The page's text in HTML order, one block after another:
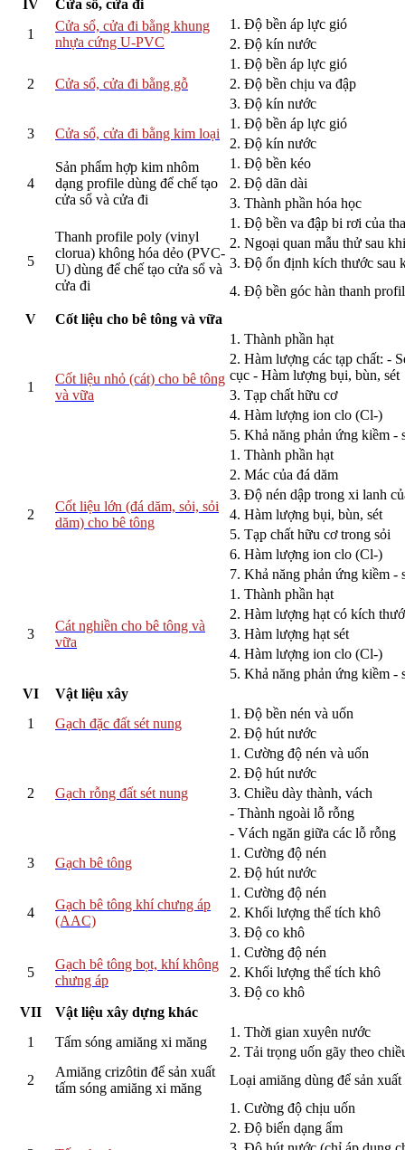
IV
Cửa sổ, cửa đi
1
Cửa sổ, cửa đi bằng khung
nhựa cứng U-PVC
1. Độ bền áp lực gió
2. Độ kín nước
2 Cửa sổ, cửa đi bằng gỗ
1. Độ bền áp lực gió
2. Độ bền chịu va đập
3. Độ kín nước
3
Cửa sổ, cửa đi bằng kim loại
1. Độ bền áp lực gió
2. Độ kín nước
4
Sản phẩm hợp kim nhôm
dạng profile dùng để chế tạo
cửa sổ và cửa đi
1. Độ bền kéo
2. Độ dãn dài
3. Thành phần hóa học
5
Thanh profile poly (vinyl
clorua) không hóa dẻo (PVC-
U) dùng để chế tạo cửa sổ và
cửa đi
1. Độ bền va đập bi rơi của
2. Ngoại quan mẫu thử sau
3. Độ ổn định kích thước sau
4. Độ bền góc hàn thanh
V
Cốt liệu cho bê tông và vữa
1
Cốt liệu nhỏ (cát) cho bê tông
và vữa
1. Thành phần hạt
2. Hàm lượng các tạp chất: -
cục - Hàm lượng bụi, bùn, sét
3. Tạp chất hữu cơ
4. Hàm lượng ion clo (Cl-)
5. Khả năng phản ứng kiềm -
2
Cốt liệu lớn (đá dăm, sỏi, sỏi
dăm) cho bê tông
1. Thành phần hạt
2. Mác của đá dăm
3. Độ nén dập trong xi lanh
4. Hàm lượng bụi, bùn, sét
5. Tạp chất hữu cơ trong sỏi
6. Hàm lượng ion clo (Cl-)
7. Khả năng phản ứng kiềm -
3
Cát nghiền cho bê tông và
vữa
1. Thành phần hạt
2. Hàm lượng hạt có kích
3. Hàm lượng hạt sét
4. Hàm lượng ion clo (Cl-)
5. Khả năng phản ứng kiềm -
VI
Vật liệu xây
1
Gạch đặc đất sét nung
1. Độ bền nén và uốn
2. Độ hút nước
2 Gạch rỗng đất sét nung
1. Cường độ nén và uốn
2. Độ hút nước
3. Chiều dày thành, vách
- Thành ngoài lỗ rỗng
- Vách ngăn giữa các lỗ rỗng
3
Gạch bê tông
1. Cường độ nén
2. Độ hút nước
4
Gạch bê tông khí chưng áp
(AAC)
1. Cường độ nén
2. Khối lượng thể tích khô
3. Độ co khô
5
Gạch bê tông bọt, khí không
chưng áp
1. Cường độ nén
2. Khối lượng thể tích khô
3. Độ co khô
VII
Vật liệu xây dựng khác
1
Tấm sóng amiăng xi măng
1. Thời gian xuyên nước
2. Tải trọng uốn gãy theo
2
Amiăng crizôtin để sản xuất
tấm sóng amiăng xi măng
Loại amiăng dùng để sản
1. Cường độ chịu uốn
2. Độ biển dạng ẩm